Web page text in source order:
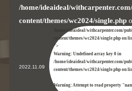
/home/ideaideal/
content/themes/wc2024/single.php
2022.11.09
/home/ideaideal/withcarpenter.com/
content/themes/wc2024/single.php on
">
Warning: Undefined array key 0 in
/home/ideaideal/withcarpenter.com/
content/themes/wc2024/single.php on
Warning: Attempt to read property